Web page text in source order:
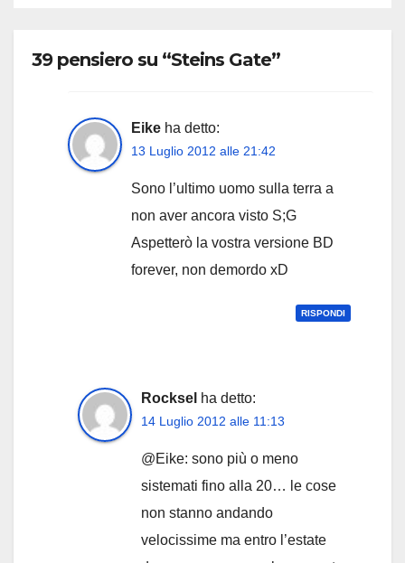
39 pensiero su “Steins Gate”
Eike ha detto:
13 Luglio 2012 alle 21:42
Sono l’ultimo uomo sulla terra a
non aver ancora visto S;G
Aspetterò la vostra versione BD
forever, non demordo xD
RISPONDI
Rocksel ha detto:
14 Luglio 2012 alle 11:13
@Eike: sono più o meno
sistemati fino alla 20… le cose
non stanno andando
velocissime ma entro l’estate